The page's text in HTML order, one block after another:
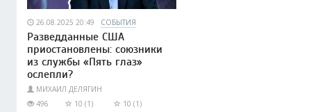
26.08.2025 20:49 СОБЫТИЯ
Разведданные США
приостановлены: союзники
из службы «Пять глаз»
ослепли?
МИХАИЛ ДЕЛЯГИН
496
10 (1) 10 (1)